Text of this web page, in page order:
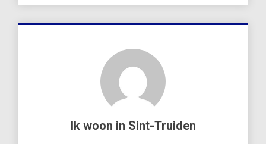
Ik woon in Sint-Truiden